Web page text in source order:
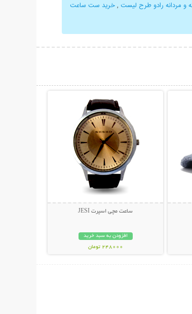
مردانه رادو طرح لیست ,خرید ست ساعت
ساعت مچی اسپرت JESI
افزودن به سبد خرید
248000 تومان